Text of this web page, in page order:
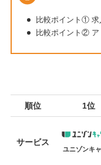
比較ポイント① 求
比較ポイント② ア
順位 1位
サービス
ユニゾンキ